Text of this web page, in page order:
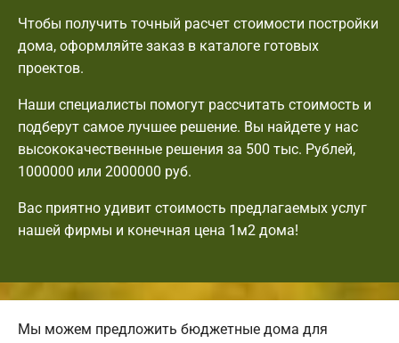
Чтобы получить точный расчет стоимости постройки
дома, оформляйте заказ в каталоге готовых
проектов.
Наши специалисты помогут рассчитать стоимость и
подберут самое лучшее решение. Вы найдете у нас
высококачественные решения за 500 тыс. Рублей,
1000000 или 2000000 руб.
Вас приятно удивит стоимость предлагаемых услуг
нашей фирмы и конечная цена 1м2 дома!
Мы можем предложить бюджетные дома для